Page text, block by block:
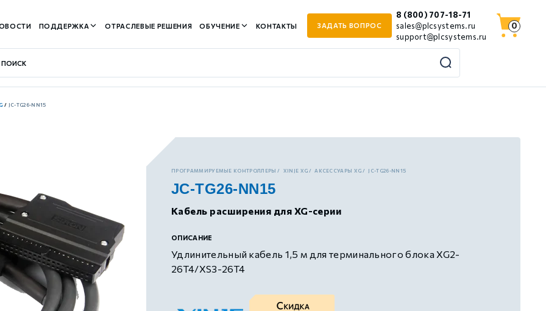
ПОДДЕРЖКА ОТРАСЛЕВЫЕ РЕШЕНИЯ ОБУЧЕНИЕ КОНТАКТЫ ЗАДАТЬ ВОПРОС
8 (800) 707-18-71
sales@plcsystems.ru
support@plcsystems.ru
0
/ JC-TG26-NN15
ПРОГРАММИРУЕМЫЕ КОНТРОЛЛЕРЫ XINJE XG АКСЕССУАРЫ XG JC-TG26-NN15
JC-TG26-NN15
Кабель расширения для XG-серии
ОПИСАНИЕ
Удлинительный кабель 1,5 м для терминального блока XG2-
26T4/XS3-26T4
контуром)